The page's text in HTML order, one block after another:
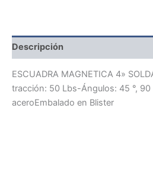
Descripción
ESCUADRA MAGNETICA 4»
tracción: 50 Lbs-Ángulos: 45 °, 90
aceroEmbalado en Blister